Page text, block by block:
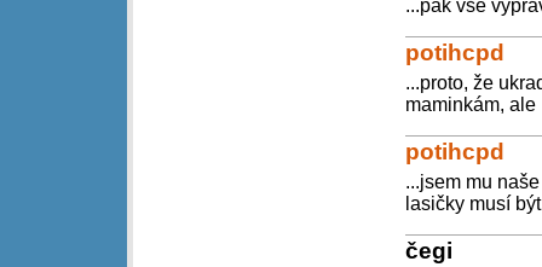
...pak vše
potihcpd
...proto, že
maminkám,
potihcpd
...jsem mu
lasičky musí
čegi